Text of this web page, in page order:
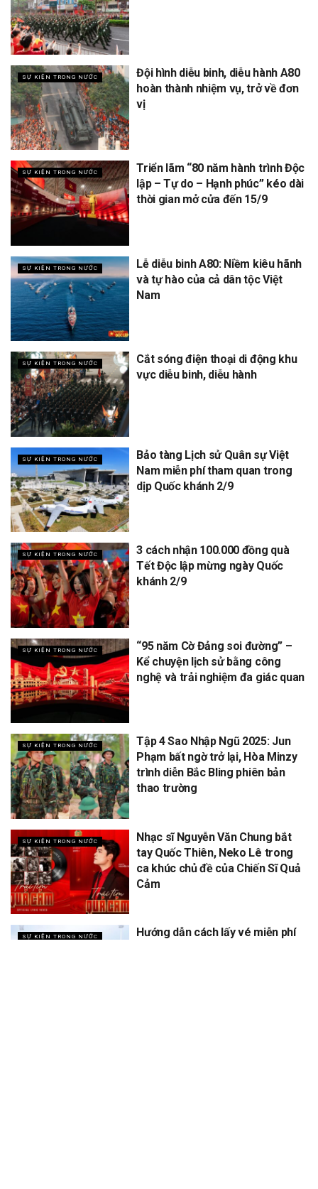
SỰ KIỆN TRONG NƯỚC
Đội hình diễu binh, diễu hành A80
hoàn thành nhiệm vụ, trở về đơn
vị
SỰ KIỆN TRONG NƯỚC
Triển lãm “80 năm hành trình Độc
lập – Tự do – Hạnh phúc” kéo dài
thời gian mở cửa đến 15/9
SỰ KIỆN TRONG NƯỚC
Lễ diễu binh A80: Niềm kiêu hãnh
và tự hào của cả dân tộc Việt
Nam
SỰ KIỆN TRONG NƯỚC
Cắt sóng điện thoại di động khu
vực diễu binh, diễu hành
SỰ KIỆN TRONG NƯỚC
Bảo tàng Lịch sử Quân sự Việt
Nam miễn phí tham quan trong
dịp Quốc khánh 2/9
SỰ KIỆN TRONG NƯỚC
3 cách nhận 100.000 đồng quà
Tết Độc lập mừng ngày Quốc
khánh 2/9
SỰ KIỆN TRONG NƯỚC
“95 năm Cờ Đảng soi đường” –
Kể chuyện lịch sử bằng công
nghệ và trải nghiệm đa giác quan
SỰ KIỆN TRONG NƯỚC
Tập 4 Sao Nhập Ngũ 2025: Jun
Phạm bất ngờ trở lại, Hòa Minzy
trình diễn Bắc Bling phiên bản
thao trường
SỰ KIỆN TRONG NƯỚC
Nhạc sĩ Nguyễn Văn Chung bắt
tay Quốc Thiên, Neko Lê trong
ca khúc chủ đề của Chiến Sĩ Quả
Cảm
SỰ KIỆN TRONG NƯỚC
Hướng dẫn cách lấy vé miễn phí